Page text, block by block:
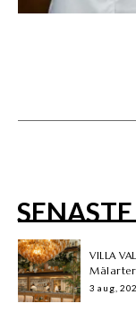
VILLA
3 aug,